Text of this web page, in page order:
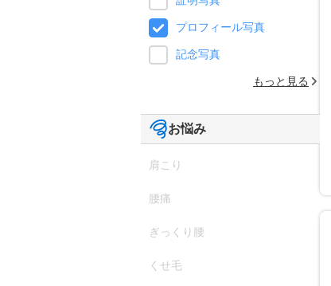
プロフィール写真
記念写真
もっと見る
お悩み
肩こり
腰痛
ぎっくり腰
くせ毛